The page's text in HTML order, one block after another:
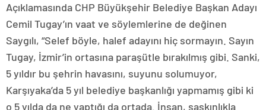
Açıklamasında CHP Büyükşehir Belediye Başkan Adayı
Cemil Tugay’ın vaat ve söylemlerine de değinen
Saygılı, “Selef böyle, halef adayını hiç sormayın. Sayın
Tugay, İzmir’in ortasına paraşütle bırakılmış gibi. Sanki,
5 yıldır bu şehrin havasını, suyunu solumuyor,
Karşıyaka’da 5 yıl belediye başkanlığı yapmamış gibi ki
o 5 yılda da ne yaptığı da ortada. İnsan, şaşkınlıkla